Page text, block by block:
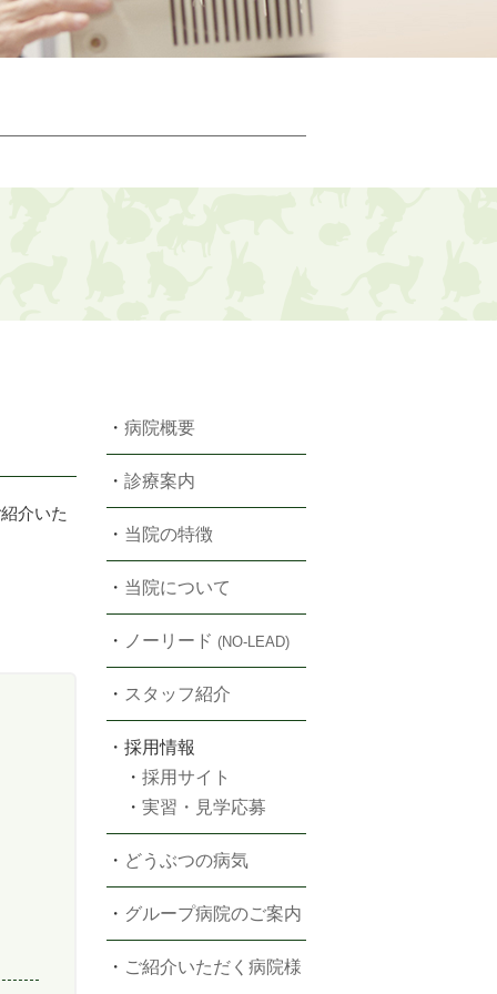
介いた
・ 病院概要
・ 診療案内
・ 当院の特徴
・ 当院について
・ ノーリード (NO-LEAD)
・ スタッフ紹介
・採用情報
・ 採用サイト
・ 実習・見学応募
・ どうぶつの病気
・ グループ病院のご案内
・ ご紹介いただく病院様